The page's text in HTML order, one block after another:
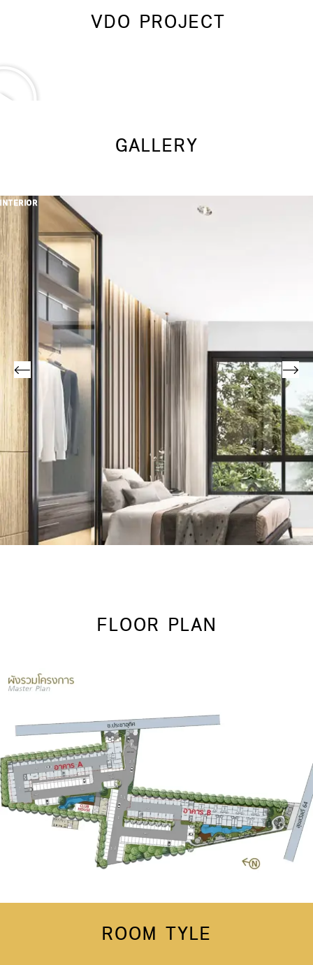
VDO PROJECT
GALLERY
INTERIOR
FLOOR PLAN
ROOM TYLE